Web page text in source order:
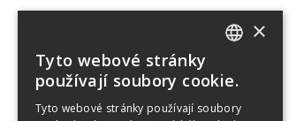
×
Tyto webové stránky
používají soubory cookie.
Tyto webové stránky používají soubory